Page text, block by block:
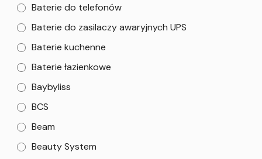
Baterie do telefonów
Baterie do zasilaczy awaryjnych UPS
Baterie kuchenne
Baterie łazienkowe
Baybyliss
BCS
Beam
Beauty System